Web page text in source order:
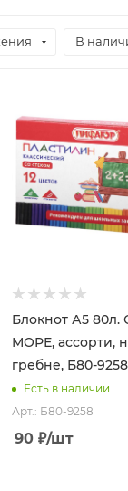
В
Блокнот А5 80л.
МОРЕ, ассорти,
гребне, Б80-9258
Есть в наличии
Арт.: Б80-9258
90₽/шт